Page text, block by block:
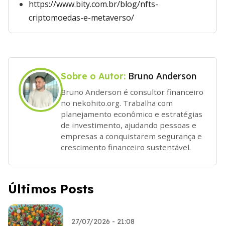
https://www.bity.com.br/blog/nfts-
criptomoedas-e-metaverso/
Sobre o Autor: Bruno Anderson
Bruno Anderson é consultor financeiro
no nekohito.org. Trabalha com
planejamento econômico e estratégias
de investimento, ajudando pessoas e
empresas a conquistarem segurança e
crescimento financeiro sustentável.
Últimos Posts
27/07/2026 - 21:08